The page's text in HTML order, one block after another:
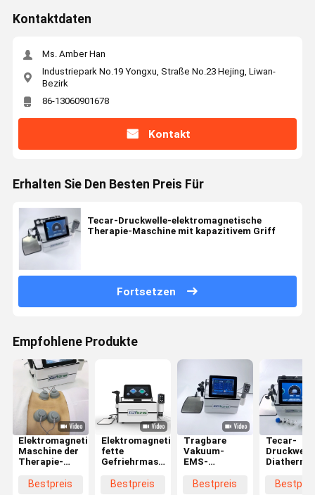
Kontaktdaten
Ms. Amber Han
Industriepark No.19 Yongxu, Straße No.23 Hejing, Liwan-
Bezirk
86-13060901678
Kontakt
Erhalten Sie Den Besten Preis Für
Tecar-Druckwelle-elektromagnetische
Therapie-Maschine mit kapazitivem Griff
Fortsetzen
Empfohlene Produkte
Elektromagnetische
Maschine der
Therapie-
die Körper-
Bestpreis
Elektromagnetische
fette
Gefriehrmaschine
Diathermie-
Bestpreis
Tragbare
Vakuum-
EMS-
Tecar-
Bestpreis
Tecar-
Maschine